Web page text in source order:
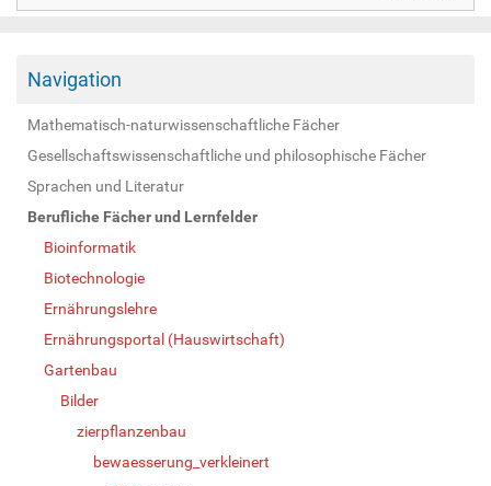
Navigation
Mathematisch-naturwissenschaftliche Fächer
Gesellschaftswissenschaftliche und philosophische Fächer
Sprachen und Literatur
Berufliche Fächer und Lernfelder
Bioinformatik
Biotechnologie
Ernährungslehre
Ernährungsportal (Hauswirtschaft)
Gartenbau
Bilder
zierpflanzenbau
bewaesserung_verkleinert